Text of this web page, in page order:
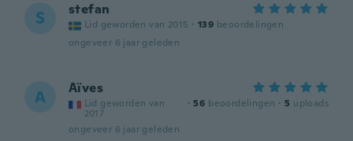
S stefan
Lid geworden van 2015 · 139 beoordelingen
ongeveer 6 jaar geleden
A Aïves
Lid geworden van
2017
· 56 beoordelingen · 5 uploads
ongeveer 6 jaar geleden